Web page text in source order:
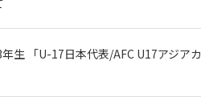
生 「U-17日本代表/AFC U17アジア